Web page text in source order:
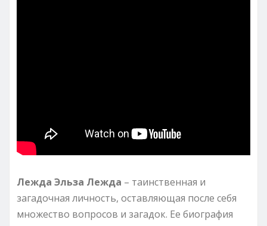
Лежда Эльза Лежда – таинственная и
загадочная личность, оставляющая после себя
множество вопросов и загадок. Ее биография